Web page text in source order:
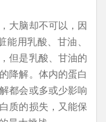
大脑却不可以，因
用乳酸、甘油、
但是乳酸、甘油的
降解。体内的蛋白
都会或多或少影响
质的损失，又能保